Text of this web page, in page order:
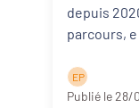
depuis
E P
Publié le 28/